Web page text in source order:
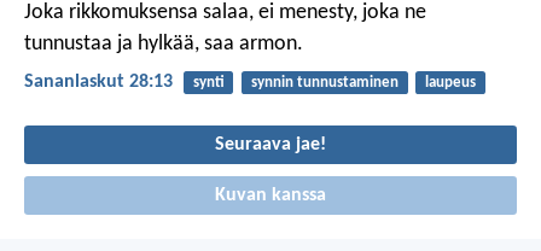
Joka rikkomuksensa salaa, ei menesty, joka ne
tunnustaa ja hylkää, saa armon.
Sananlaskut 28:13 synti synnin tunnustaminen laupeus
Seuraava jae!
Kuvan kanssa